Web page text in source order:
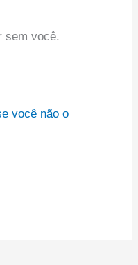
sem você.
você não o